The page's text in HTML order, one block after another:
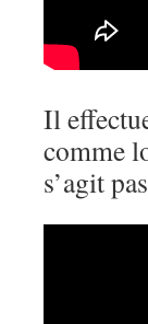
Il
comme
s’agit